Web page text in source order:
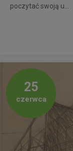
poczytać swoją u...
25
czerwca